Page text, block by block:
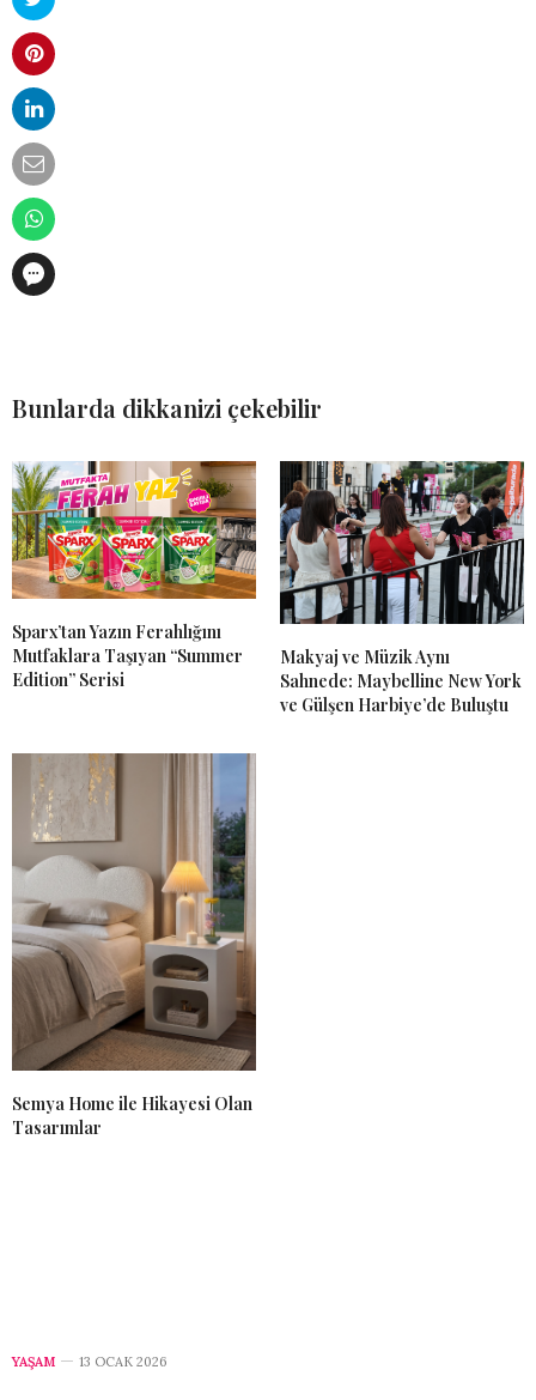
Bunlarda dikkanizi çekebilir
Sparx’tan Yazın Ferahlığını
Mutfaklara Taşıyan “Summer
Edition” Serisi
Makyaj ve Müzik Aynı
Sahnede: Maybelline New York
ve Gülşen Harbiye’de Buluştu
Semya Home ile Hikayesi Olan
Tasarımlar
YAŞAM 13 OCAK 2026